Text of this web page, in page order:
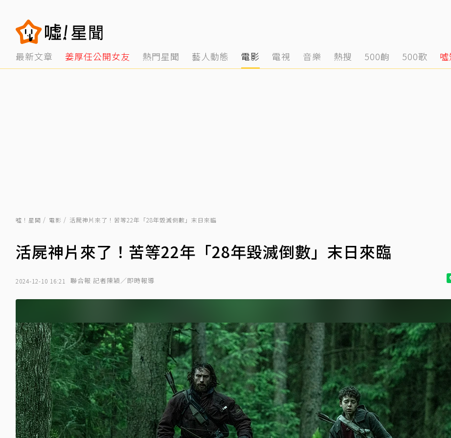
最新文章 姜厚任公開女友 熱門星聞 藝人動態 電影 電視 音樂 熱搜 500齣 500歌 噓
噓！星聞 電影 活屍神片來了！苦等22年「28年毀滅倒數」末日來臨
活屍神片來了！苦等22年「28年毀滅倒數」末日來臨
2024-12-10 16:21 聯合報 記者陳穎／即時報導